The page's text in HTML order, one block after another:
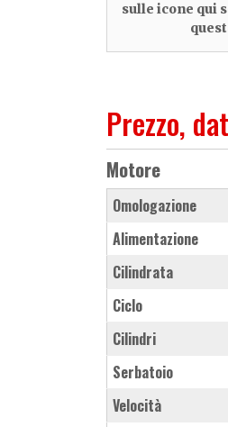
sulle icone qui
Prezzo,
Motore
Omologazione
Alimentazione
Cilindrata
Ciclo
Cilindri
Serbatoio
Velocità